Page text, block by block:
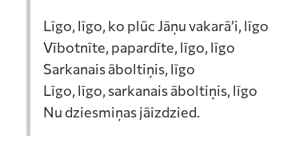
Līgo, līgo, ko plūc Jāņu vakarā’i, līgo
Vībotnīte, papardīte, līgo, līgo
Sarkanais āboltiņis, līgo
Līgo, līgo, sarkanais āboltiņis, līgo
Nu dziesmiņas jāizdzied.